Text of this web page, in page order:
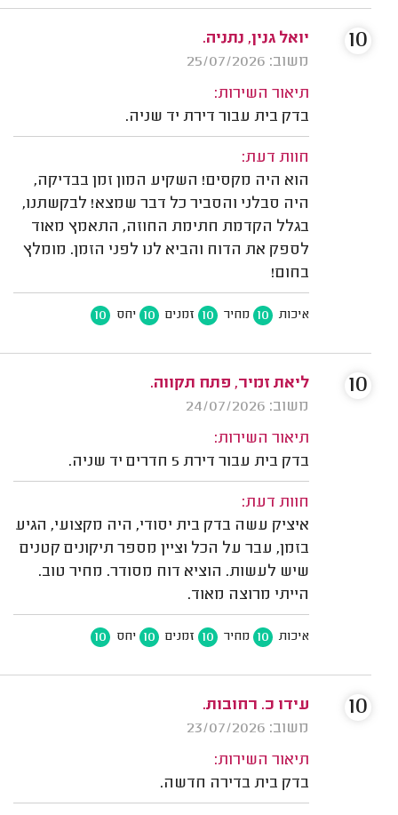
יואל גנין, נתניה.
משוב: 25/07/2026
תיאור השירות:
בדק בית עבור דירת יד שניה.
חוות דעת:
הוא היה מקסים! השקיע המון זמן בבדיקה,
היה סבלני והסביר כל דבר שמצא! לבקשתנו,
בגלל הקדמת חתימת החוזה, התאמץ מאוד
לספק את הדוח והביא לנו לפני הזמן. מומלץ
בחום!
איכות 10 מחיר 10 זמנים 10 יחס 10
10
ליאת זמיר, פתח תקווה.
משוב: 24/07/2026
תיאור השירות:
בדק בית עבור דירת 5 חדרים יד שניה.
חוות דעת:
איציק עשה בדק בית יסודי, היה מקצועי, הגיע
בזמן, עבר על הכל וציין מספר תיקונים קטנים
שיש לעשות. הוציא דוח מסודר. מחיר טוב.
הייתי מרוצה מאוד.
איכות 10 מחיר 10 זמנים 10 יחס 10
10
עידו כ. רחובות.
משוב: 23/07/2026
תיאור השירות:
בדק בית בדירה חדשה.
10